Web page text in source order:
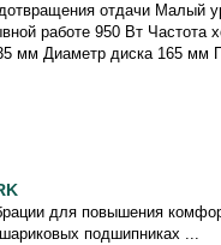
отдачи Малый
работе 950 Вт Частота
мм Диаметр диска 165
для повышения
подшипниках ...